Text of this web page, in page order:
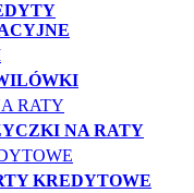
NA RATY
KREDYTOWE